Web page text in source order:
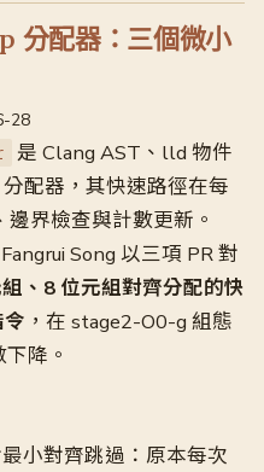
分配器：三個微小
28
是 Clang AST、lld 物件
配器，其快速路徑在每
界檢查與計數更新。
Song 以三項 PR 對
、8 位元組對齊分配的快
，在 stage2-O0-g 組態
降。
小對齊跳過：原本每次